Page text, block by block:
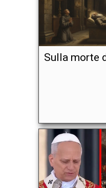
Sulla morte